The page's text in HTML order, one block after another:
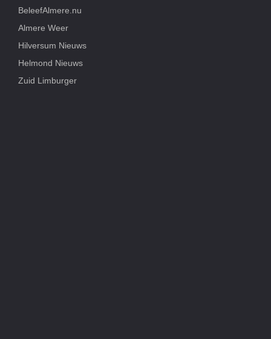
BeleefAlmere.nu
Almere Weer
Hilversum Nieuws
Helmond Nieuws
Zuid Limburger